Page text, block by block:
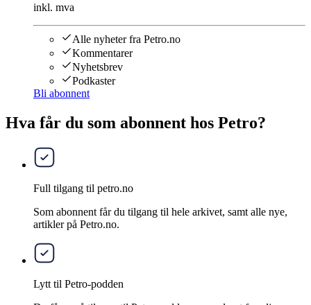
inkl. mva
Alle nyheter fra Petro.no
Kommentarer
Nyhetsbrev
Podkaster
Bli abonnent
Hva får du som abonnent hos Petro?
Full tilgang til petro.no
Som abonnent får du tilgang til hele arkivet, samt alle nye,
artikler på Petro.no.
Lytt til Petro-podden